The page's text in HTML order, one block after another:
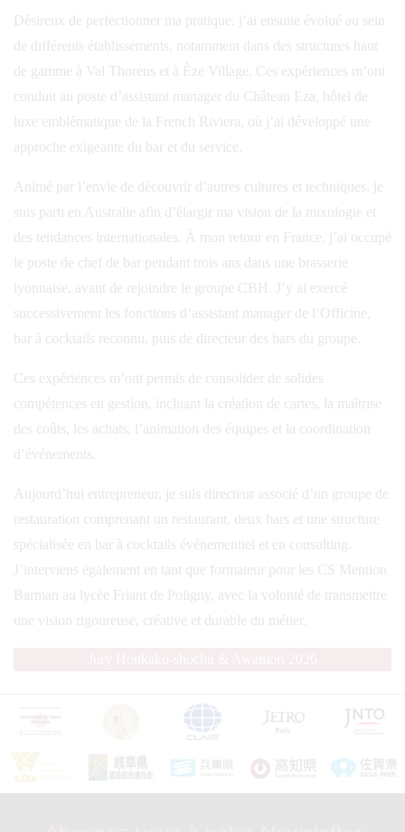
Désireux de perfectionner ma pratique, j’ai ensuite évolué au sein
de différents établissements, notamment dans des structures haut
de gamme à Val Thorens et à Èze Village. Ces expériences m’ont
conduit au poste d’assistant manager du Château Eza, hôtel de
luxe emblématique de la French Riviera, où j’ai développé une
approche exigeante du bar et du service.
Animé par l’envie de découvrir d’autres cultures et techniques, je
suis parti en Australie afin d’élargir ma vision de la mixologie et
des tendances internationales. À mon retour en France, j’ai occupé
le poste de chef de bar pendant trois ans dans une brasserie
lyonnaise, avant de rejoindre le groupe CBH. J’y ai exercé
successivement les fonctions d’assistant manager de l’Officine,
bar à cocktails reconnu, puis de directeur des bars du groupe.
Ces expériences m’ont permis de consolider de solides
compétences en gestion, incluant la création de cartes, la maîtrise
des coûts, les achats, l’animation des équipes et la coordination
d’événements.
Aujourd’hui entrepreneur, je suis directeur associé d’un groupe de
restauration comprenant un restaurant, deux bars et une structure
spécialisée en bar à cocktails événementiel et en consulting.
J’interviens également en tant que formateur pour les CS Mention
Barman au lycée Friant de Poligny, avec la volonté de transmettre
une vision rigoureuse, créative et durable du métier.